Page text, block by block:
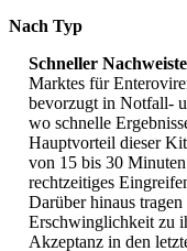
Nach Typ
Schneller
Marktes für
bevorzugt in Notfall-
wo schnelle
Hauptvorteil dieser
von 15 bis 30
rechtzeitiges
Darüber hinaus
Erschwinglichkeit zu
Akzeptanz in den